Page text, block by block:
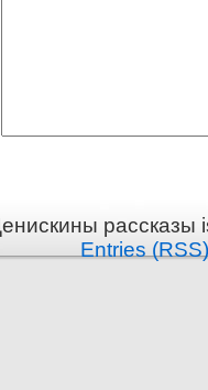
рассказы
Entries (RSS)